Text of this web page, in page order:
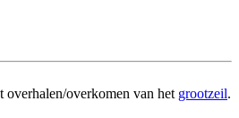
overhalen/overkomen van het grootzeil.